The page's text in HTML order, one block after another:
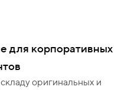
для корпоративных
оригинальных и